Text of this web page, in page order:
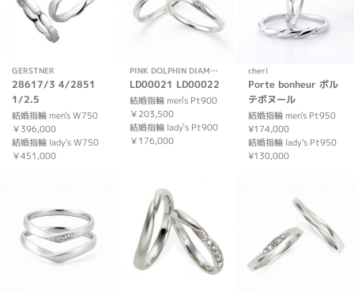
GERSTNER
28617/3 4/2851
1/2.5
結婚指輪 men's W750
￥396,000
結婚指輪 lady's W750
￥451,000
PINK DOLPHIN DIAMOND
LD00021 LD00022
結婚指輪 men`s Pt900
￥203,500
結婚指輪 lady`s Pt900
￥176,000
cheri
Porte bonheur ポル
テボヌール
結婚指輪 men's Pt950
¥174,000
結婚指輪 lady's Pt950
¥130,000